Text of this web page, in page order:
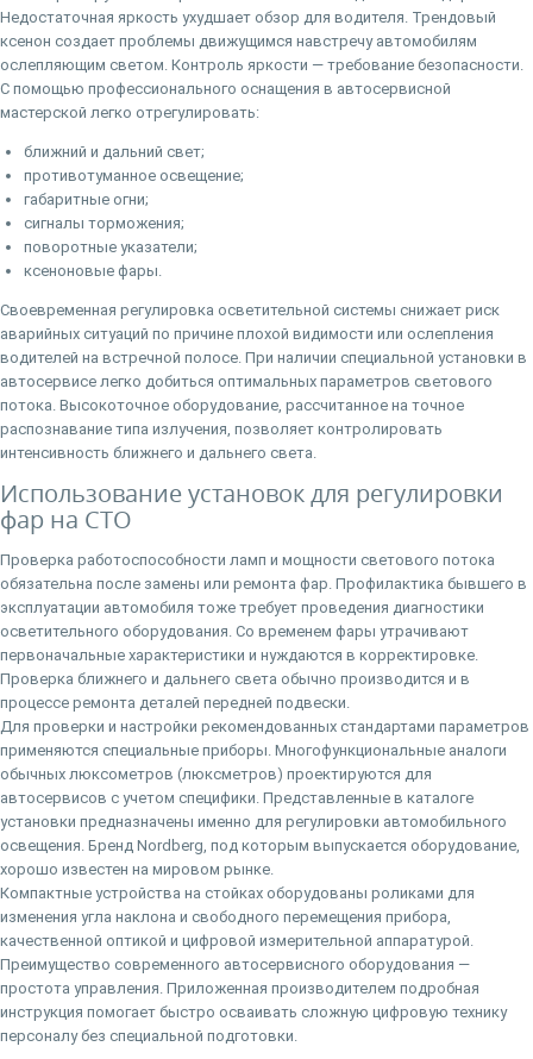
Недостаточная яркость ухудшает обзор для водителя. Трендовый
ксенон создает проблемы движущимся навстречу автомобилям
ослепляющим светом. Контроль яркости — требование безопасности.
С помощью профессионального оснащения в автосервисной
мастерской легко отрегулировать:
ближний и дальний свет;
противотуманное освещение;
габаритные огни;
сигналы торможения;
поворотные указатели;
ксеноновые фары.
Своевременная регулировка осветительной системы снижает риск
аварийных ситуаций по причине плохой видимости или ослепления
водителей на встречной полосе. При наличии специальной установки в
автосервисе легко добиться оптимальных параметров светового
потока. Высокоточное оборудование, рассчитанное на точное
распознавание типа излучения, позволяет контролировать
интенсивность ближнего и дальнего света.
Использование установок для регулировки
фар на СТО
Проверка работоспособности ламп и мощности светового потока
обязательна после замены или ремонта фар. Профилактика бывшего в
эксплуатации автомобиля тоже требует проведения диагностики
осветительного оборудования. Со временем фары утрачивают
первоначальные характеристики и нуждаются в корректировке.
Проверка ближнего и дальнего света обычно производится и в
процессе ремонта деталей передней подвески.
Для проверки и настройки рекомендованных стандартами параметров
применяются специальные приборы. Многофункциональные аналоги
обычных люксометров (люксметров) проектируются для
автосервисов с учетом специфики. Представленные в каталоге
установки предназначены именно для регулировки автомобильного
освещения. Бренд Nordberg, под которым выпускается оборудование,
хорошо известен на мировом рынке.
Компактные устройства на стойках оборудованы роликами для
изменения угла наклона и свободного перемещения прибора,
качественной оптикой и цифровой измерительной аппаратурой.
Преимущество современного автосервисного оборудования —
простота управления. Приложенная производителем подробная
инструкция помогает быстро осваивать сложную цифровую технику
персоналу без специальной подготовки.